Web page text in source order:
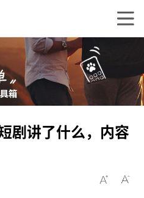
剧讲了什么，内容